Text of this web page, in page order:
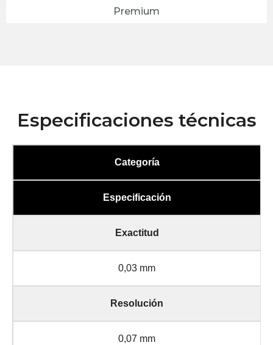
Premium
Especificaciones técnicas
Categoría
Especificación
Exactitud
0,03 mm
Resolución
0,07 mm